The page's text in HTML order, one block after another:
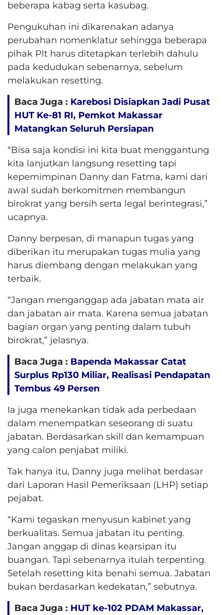
beberapa kabag serta kasubag.
Pengukuhan ini dikarenakan adanya
perubahan nomenklatur sehingga beberapa
pihak Plt harus ditetapkan terlebih dahulu
pada kedudukan sebenarnya, sebelum
melakukan resetting.
Baca Juga : Karebosi Disiapkan Jadi Pusat
HUT Ke-81 RI, Pemkot Makassar
Matangkan Seluruh Persiapan
“Bisa saja kondisi ini kita buat menggantung
kita lanjutkan langsung resetting tapi
kepemimpinan Danny dan Fatma, kami dari
awal sudah berkomitmen membangun
birokrat yang bersih serta legal berintegrasi,”
ucapnya.
Danny berpesan, di manapun tugas yang
diberikan itu merupakan tugas mulia yang
harus diembang dengan melakukan yang
terbaik.
“Jangan menganggap ada jabatan mata air
dan jabatan air mata. Karena semua jabatan
bagian organ yang penting dalam tubuh
birokrat,” jelasnya.
Baca Juga : Bapenda Makassar Catat
Surplus Rp130 ​​Miliar, Realisasi Pendapatan
Tembus 49 Persen
Ia juga menekankan tidak ada perbedaan
dalam menempatkan seseorang di suatu
jabatan. Berdasarkan skill dan kemampuan
yang calon penjabat miliki.
Tak hanya itu, Danny juga melihat berdasar
dari Laporan Hasil Pemeriksaan (LHP) setiap
pejabat.
“Kami tegaskan menyusun kabinet yang
berkualitas. Semua jabatan itu penting.
Jangan anggap di dinas kearsipan itu
buangan. Tapi sebenarnya itulah terpenting.
Setelah resetting kita benahi semua. Jabatan
bukan berdasarkan kedekatan,” sebutnya.
Baca Juga : HUT ke-102 PDAM Makassar,